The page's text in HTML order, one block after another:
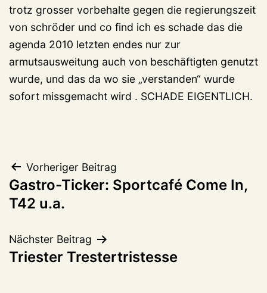
trotz grosser vorbehalte gegen die regierungszeit
von schröder und co find ich es schade das die
agenda 2010 letzten endes nur zur
armutsausweitung auch von beschäftigten genutzt
wurde, und das da wo sie „verstanden“ wurde
sofort missgemacht wird . SCHADE EIGENTLICH.
Beitragsnavigation
Vorheriger Beitrag
Gastro-Ticker: Sportcafé Come In,
T42 u.a.
Nächster Beitrag
Triester Trestertristesse